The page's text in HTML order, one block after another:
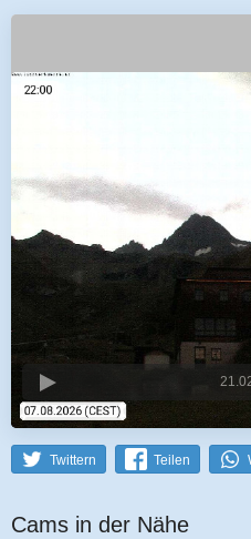
Twittern Teilen
Cams in der Nähe